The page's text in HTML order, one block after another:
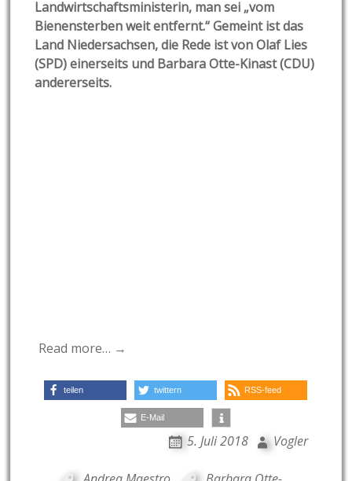
Landwirtschaftsministerin, man sei „vom
Bienensterben weit entfernt.“ Gemeint ist das
Land Niedersachsen, die Rede ist von Olaf Lies
(SPD) einerseits und Barbara Otte-Kinast (CDU)
andererseits.
Read more… →
teilen twittern RSS-feed
E-Mail
5. Juli 2018 Vogler